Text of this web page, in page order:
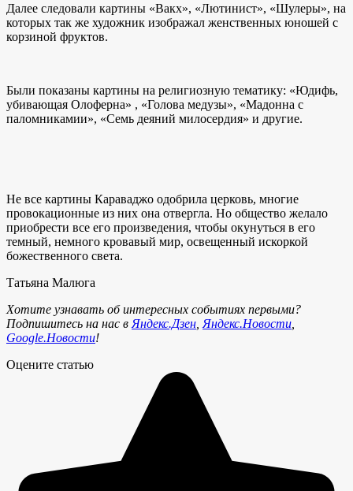
Далее следовали картины «Вакх», «Лютинист», «Шулеры», на
которых так же художник изображал женственных юношей с
корзиной фруктов.
Были показаны картины на религиозную тематику: «Юдифь,
убивающая Олоферна» , «Голова медузы», «Мадонна с
паломникамии», «Семь деяний милосердия» и другие.
Не все картины Караваджо одобрила церковь, многие
провокационные из них она отвергла. Но общество желало
приобрести все его произведения, чтобы окунуться в его
темный, немного кровавый мир, освещенный искоркой
божественного света.
Татьяна Малюга
Хотите узнавать об интересных событиях первыми?
Подпишитесь на нас в Яндекс.Дзен Яндекс.Новости
Google.Новости!
Оцените статью